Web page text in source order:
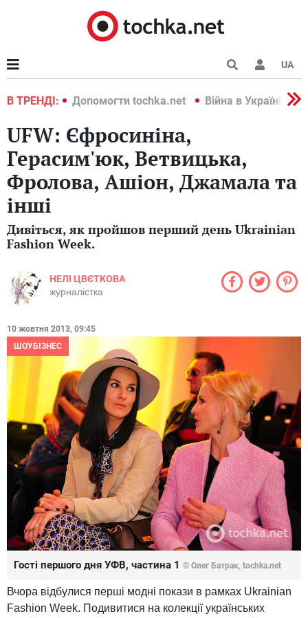
UA
В ТРЕНДІ:
2022 Допомогти tochka.net Війна в Україні 2022
UFW: Єфросиніна,
Герасим'юк, Ветвицька,
Фролова, Ашіон, Джамала та
інші
Дивіться, як пройшов перший день Ukrainian
Fashion Week.
НЕЛІ ЦВЄТКОВА
журналістка
10 жовтня 2013, 09:45
ШОУБІЗНЕС
Гості першого дня УФВ, частина 1 © Олег Батрак, tochka.net
Вчора відбулися перші модні покази в рамках Ukrainian
Fashion Week. Подивитися на колекції українських